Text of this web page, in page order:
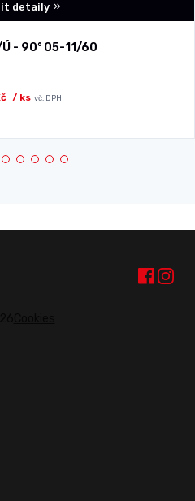
detaily
Ú - 90° 05-11/60
/ ks vč. DPH